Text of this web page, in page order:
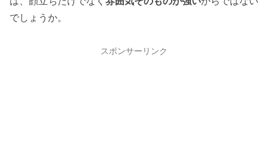
でしょうか。
スポンサーリンク